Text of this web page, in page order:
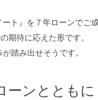
ト』を７年ローンでご
期待に応えた形です。
踏み出せそうです。
ーンとともに